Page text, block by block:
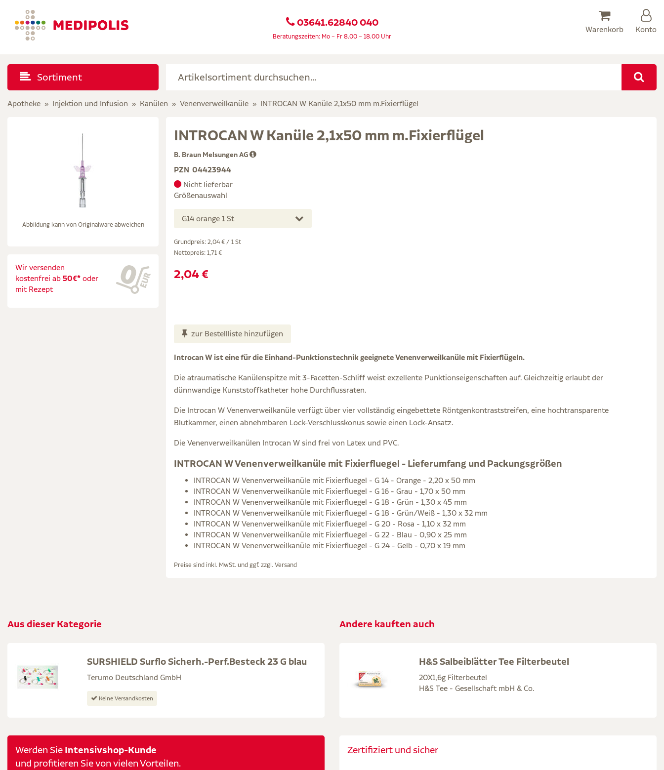
03641.62840 040
Beratungszeiten: Mo – Fr 8.00 – 18.00 Uhr
Warenkorb Konto
Sortiment
Apotheke Injektion und Infusion Kanülen Venenverweilkanüle INTROCAN W Kanüle 2,1x50 mm m.Fixierflügel
Abbildung kann von Originalware abweichen
Wir versenden
kostenfrei ab 50€* oder
mit Rezept
INTROCAN W Kanüle 2,1x50 mm m.Fixierflügel
B. Braun Melsungen AG
PZN 04423944
Nicht lieferbar
Größenauswahl
G14 orange 1 St
Grundpreis: 2,04 € / 1 St
Nettopreis: 1,71 €
2,04 €
zur Bestellliste hinzufügen
Introcan W ist eine für die Einhand-Punktionstechnik geeignete Venenverweilkanüle mit Fixierflügeln.
Die atraumatische Kanülenspitze mit 3-Facetten-Schliff weist exzellente Punktionseigenschaften auf. Gleichzeitig erlaubt der
dünnwandige Kunststoffkatheter hohe Durchflussraten.
Die Introcan W Venenverweilkanüle verfügt über vier vollständig eingebettete Röntgenkontraststreifen, eine hochtransparente
Blutkammer, einen abnehmbaren Lock-Verschlusskonus sowie einen Lock-Ansatz.
Die Venenverweilkanülen Introcan W sind frei von Latex und PVC.
INTROCAN W Venenverweilkanüle mit Fixierfluegel - Lieferumfang und Packungsgrößen
INTROCAN W Venenverweilkanüle mit Fixierfluegel - G 14 - Orange - 2,20 x 50 mm
INTROCAN W Venenverweilkanüle mit Fixierfluegel - G 16 - Grau - 1,70 x 50 mm
INTROCAN W Venenverweilkanüle mit Fixierfluegel - G 18 - Grün - 1,30 x 45 mm
INTROCAN W Venenverweilkanüle mit Fixierfluegel - G 18 - Grün/Weiß - 1,30 x 32 mm
INTROCAN W Venenverweilkanüle mit Fixierfluegel - G 20 - Rosa - 1,10 x 32 mm
INTROCAN W Venenverweilkanüle mit Fixierfluegel - G 22 - Blau - 0,90 x 25 mm
INTROCAN W Venenverweilkanüle mit Fixierfluegel - G 24 - Gelb - 0,70 x 19 mm
Preise sind inkl. MwSt. und ggf. zzgl. Versand
Aus dieser Kategorie
SURSHIELD Surflo Sicherh.-Perf.Besteck 23 G blau
Terumo Deutschland GmbH
Keine Versandkosten
Andere kauften auch
H&S Salbeiblätter Tee Filterbeutel
20X1,6g Filterbeutel
H&S Tee - Gesellschaft mbH & Co.
Werden Sie Intensivshop-Kunde
und profitieren Sie von vielen Vorteilen.
Zertifiziert und sicher